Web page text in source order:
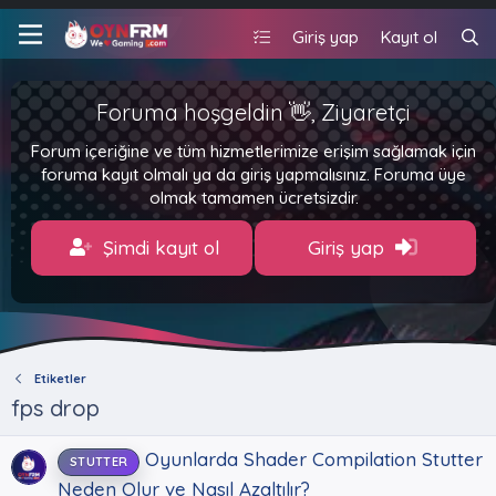
Giriş yap Kayıt ol
Foruma hoşgeldin 👋, Ziyaretçi
Forum içeriğine ve tüm hizmetlerimize erişim sağlamak için
foruma kayıt olmalı ya da giriş yapmalısınız. Foruma üye
olmak tamamen ücretsizdir.
Şimdi kayıt ol Giriş yap
Etiketler
fps drop
STUTTER
Oyunlarda Shader Compilation Stutter
Neden Olur ve Nasıl Azaltılır?